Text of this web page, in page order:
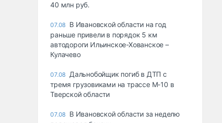
40 млн руб.
07.08 В Ивановской области на год
раньше привели в порядок 5 км
автодороги Ильинское-Хованское –
Кулачево
07.08 Дальнобойщик погиб в ДТП с
тремя грузовиками на трассе М-10 в
Тверской области
07.08 В Ивановской области за неделю